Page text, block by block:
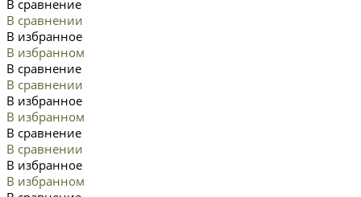
В сравнение
В сравнении
В избранное
В избранном
В сравнение
В сравнении
В избранное
В избранном
В сравнение
В сравнении
В избранное
В избранном